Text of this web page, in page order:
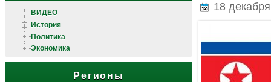
ВИДЕО
История
Политика
Экономика
Регионы
18